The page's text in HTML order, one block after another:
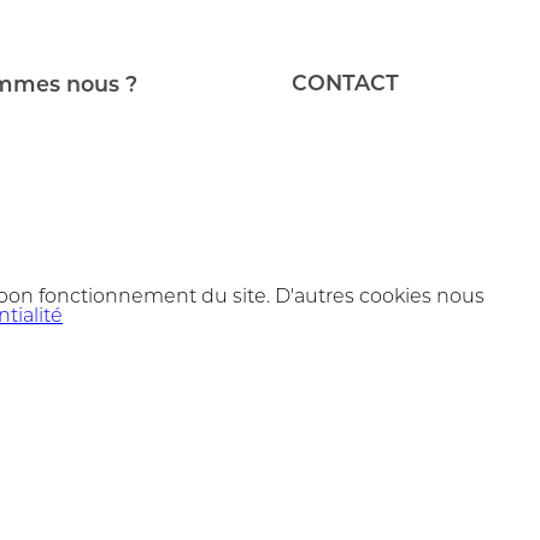
fonctionnement du site. D'autres cookies nous
nous ? CONTACT